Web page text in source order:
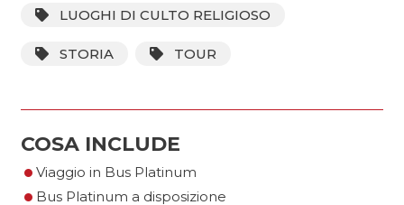
LUOGHI DI CULTO RELIGIOSO
STORIA TOUR
COSA INCLUDE
•Viaggio in Bus Platinum
Bus Platinum a disposizione